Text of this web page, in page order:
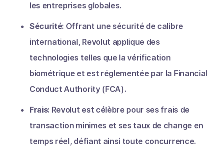
les entreprises globales.
Sécurité: Offrant une sécurité de calibre
international, Revolut applique des
technologies telles que la vérification
biométrique et est réglementée par la Financial
Conduct Authority (FCA).
Frais: Revolut est célèbre pour ses frais de
transaction minimes et ses taux de change en
temps réel, défiant ainsi toute concurrence.